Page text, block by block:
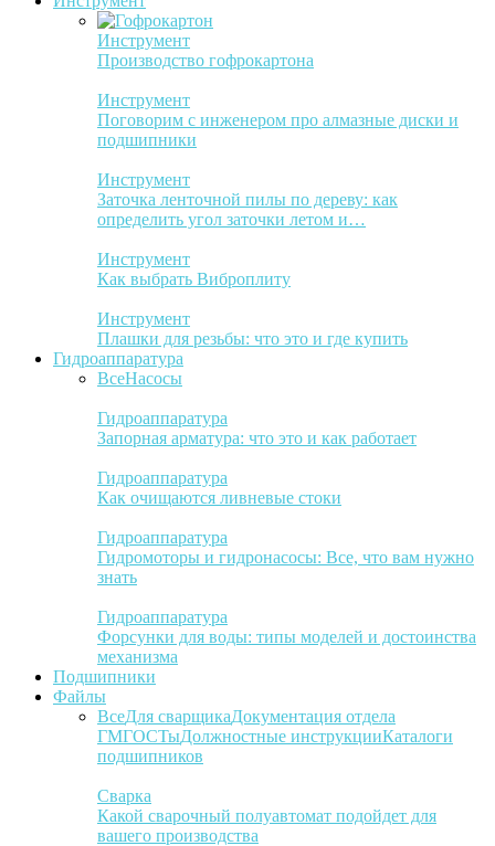
Инструмент
Производство гофрокартона
Инструмент
Поговорим с инженером про алмазные диски и
подшипники
Инструмент
Заточка ленточной пилы по дереву: как
определить угол заточки летом и…
Инструмент
Как выбрать Виброплиту
Инструмент
Плашки для резьбы: что это и где купить
Гидроаппаратура
ВсеНасосы
Гидроаппаратура
Запорная арматура: что это и как работает
Гидроаппаратура
Как очищаются ливневые стоки
Гидроаппаратура
Гидромоторы и гидронасосы: Все, что вам нужно
знать
Гидроаппаратура
Форсунки для воды: типы моделей и достоинства
механизма
Подшипники
Файлы
ВсеДля сварщикаДокументация отдела
ГМГОСТыДолжностные инструкцииКаталоги
подшипников
Сварка
Какой сварочный полуавтомат подойдет для
вашего производства